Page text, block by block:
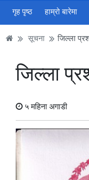
गृह पृष्ठ हाम्रो बारेमा
सूचना जिल्ला
जिल्ला
५ महिना अगाडी